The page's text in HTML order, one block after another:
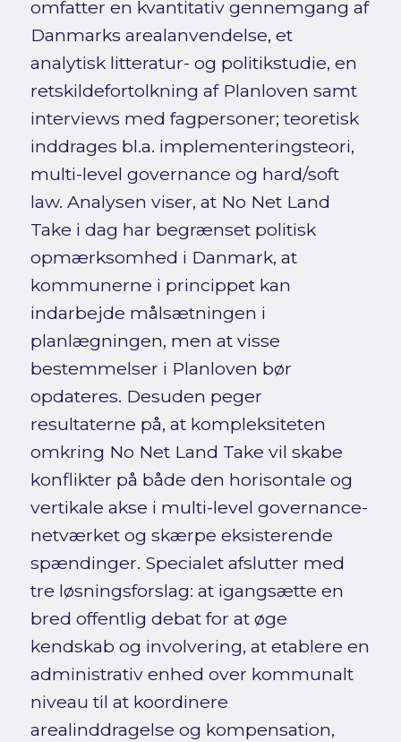
omfatter en kvantitativ gennemgang af
Danmarks arealanvendelse, et
analytisk litteratur- og politikstudie, en
retskildefortolkning af Planloven samt
interviews med fagpersoner; teoretisk
inddrages bl.a. implementeringsteori,
multi-level governance og hard/soft
law. Analysen viser, at No Net Land
Take i dag har begrænset politisk
opmærksomhed i Danmark, at
kommunerne i princippet kan
indarbejde målsætningen i
planlægningen, men at visse
bestemmelser i Planloven bør
opdateres. Desuden peger
resultaterne på, at kompleksiteten
omkring No Net Land Take vil skabe
konflikter på både den horisontale og
vertikale akse i multi-level governance-
netværket og skærpe eksisterende
spændinger. Specialet afslutter med
tre løsningsforslag: at igangsætte en
bred offentlig debat for at øge
kendskab og involvering, at etablere en
administrativ enhed over kommunalt
niveau til at koordinere
arealinddragelse og kompensation,